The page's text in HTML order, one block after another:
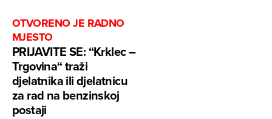
OTVORENO JE RADNO
MJESTO
PRIJAVITE SE: “Krklec –
Trgovina“ traži
djelatnika ili djelatnicu
za rad na benzinskoj
postaji